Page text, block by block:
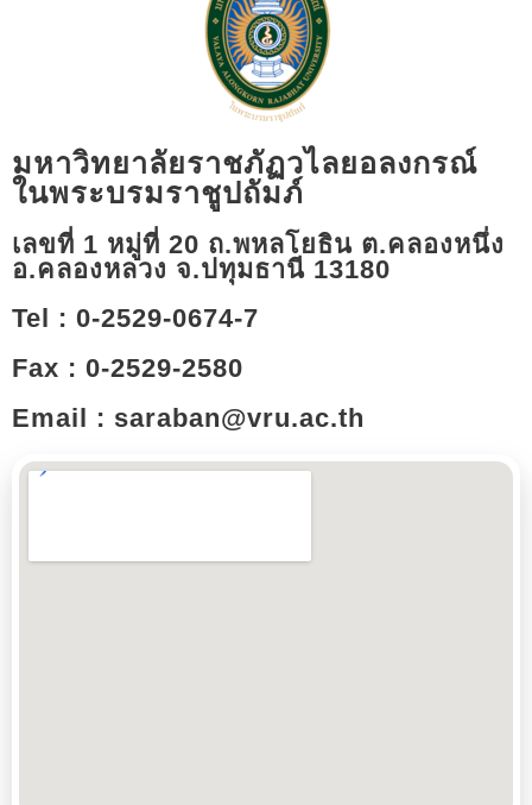
มหาวิทยาลัยราชภัฏวไลยอลงกรณ์
ในพระบรมราชูปถัมภ์
เลขที่ 1 หมู่ที่ 20 ถ.พหลโยธิน ต.คลองหนึ่ง
อ.คลองหลวง จ.ปทุมธานี 13180​
Tel : 0-2529-0674-7
Fax : 0-2529-2580
Email : saraban@vru.ac.th​